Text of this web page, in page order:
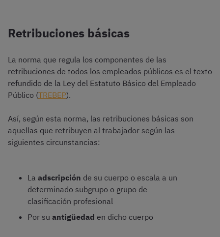
Retribuciones básicas
La norma que regula los componentes de las
retribuciones de todos los empleados públicos es el texto
refundido de la Ley del Estatuto Básico del Empleado
Público (TREBEP).
Así, según esta norma, las retribuciones básicas son
aquellas que retribuyen al trabajador según las
siguientes circunstancias:
La adscripción de su cuerpo o escala a un
determinado subgrupo o grupo de
clasificación profesional
Por su antigüedad en dicho cuerpo